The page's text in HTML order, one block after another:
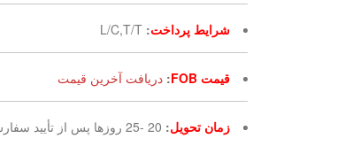
شرایط پرداخت:
L/C,T/T
قیمت FOB : دریافت آخرین قیمت
زمان تحویل: 20 -25 روزها پس از تأیید سفارش